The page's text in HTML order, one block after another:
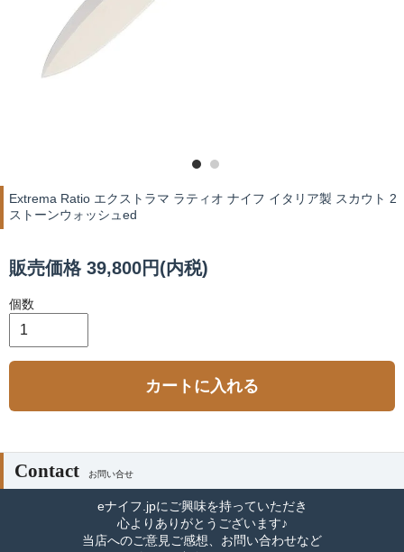
Extrema Ratio エクストラマ ラティオ ナイフ イタリア製 スカウト 2
ストーンウォッシュed
販売価格 39,800円(内税)
個数
カートに入れる
Contact お問い合せ
eナイフ.jpにご興味を持っていただき
心よりありがとうございます♪
当店へのご意見ご感想、お問い合わせなど